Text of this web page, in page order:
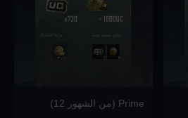
Loading...
Prime (من الشهور 12)